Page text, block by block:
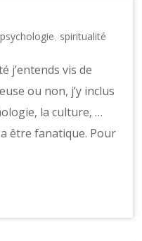
,psychologie spiritualité
j’entends vis de
ou non, j’y inclus
la culture, …
fanatique. Pour